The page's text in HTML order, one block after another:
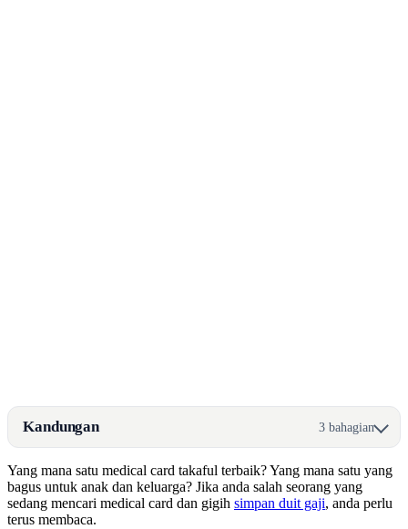
Kandungan 3 bahagian
Yang mana satu medical card takaful terbaik? Yang mana satu yang
bagus untuk anak dan keluarga? Jika anda salah seorang yang
sedang mencari medical card dan gigih simpan duit gaji, anda perlu
terus membaca.